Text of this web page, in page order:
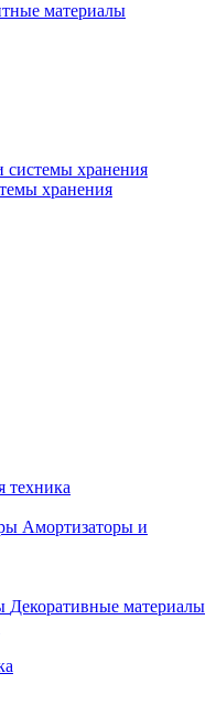
материалы
хранения
техника
Амортизаторы и
Декоративные материалы